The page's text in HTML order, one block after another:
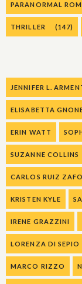
PARANORMAL
THRILLER (147)
JENNIFER L.
ELISABETTA
ERIN WATT
SUZANNE COLLINS
CARLOS RUIZ
KRISTEN KYLE
IRENE GRAZZINI
LORENZA DI SEPIO
MARCO RIZZO